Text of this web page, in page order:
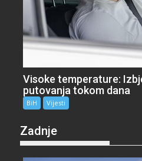
Visoke temperature:
putovanja tokom dana
BiH Vijesti
Zadnje